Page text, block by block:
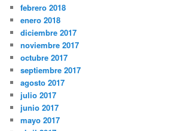
febrero 2018
enero 2018
diciembre 2017
noviembre 2017
octubre 2017
septiembre 2017
agosto 2017
julio 2017
junio 2017
mayo 2017